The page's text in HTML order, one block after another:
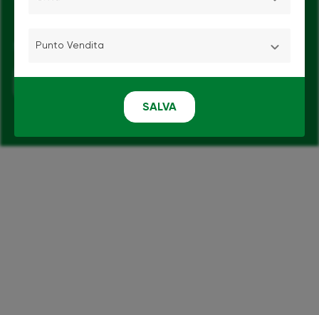
Seguici sui social media:
SALVA